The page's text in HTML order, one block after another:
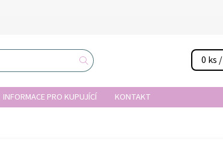
0 ks /
INFORMACE PRO KUPUJÍCÍ KONTAKT